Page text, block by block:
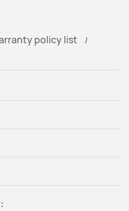
policy list